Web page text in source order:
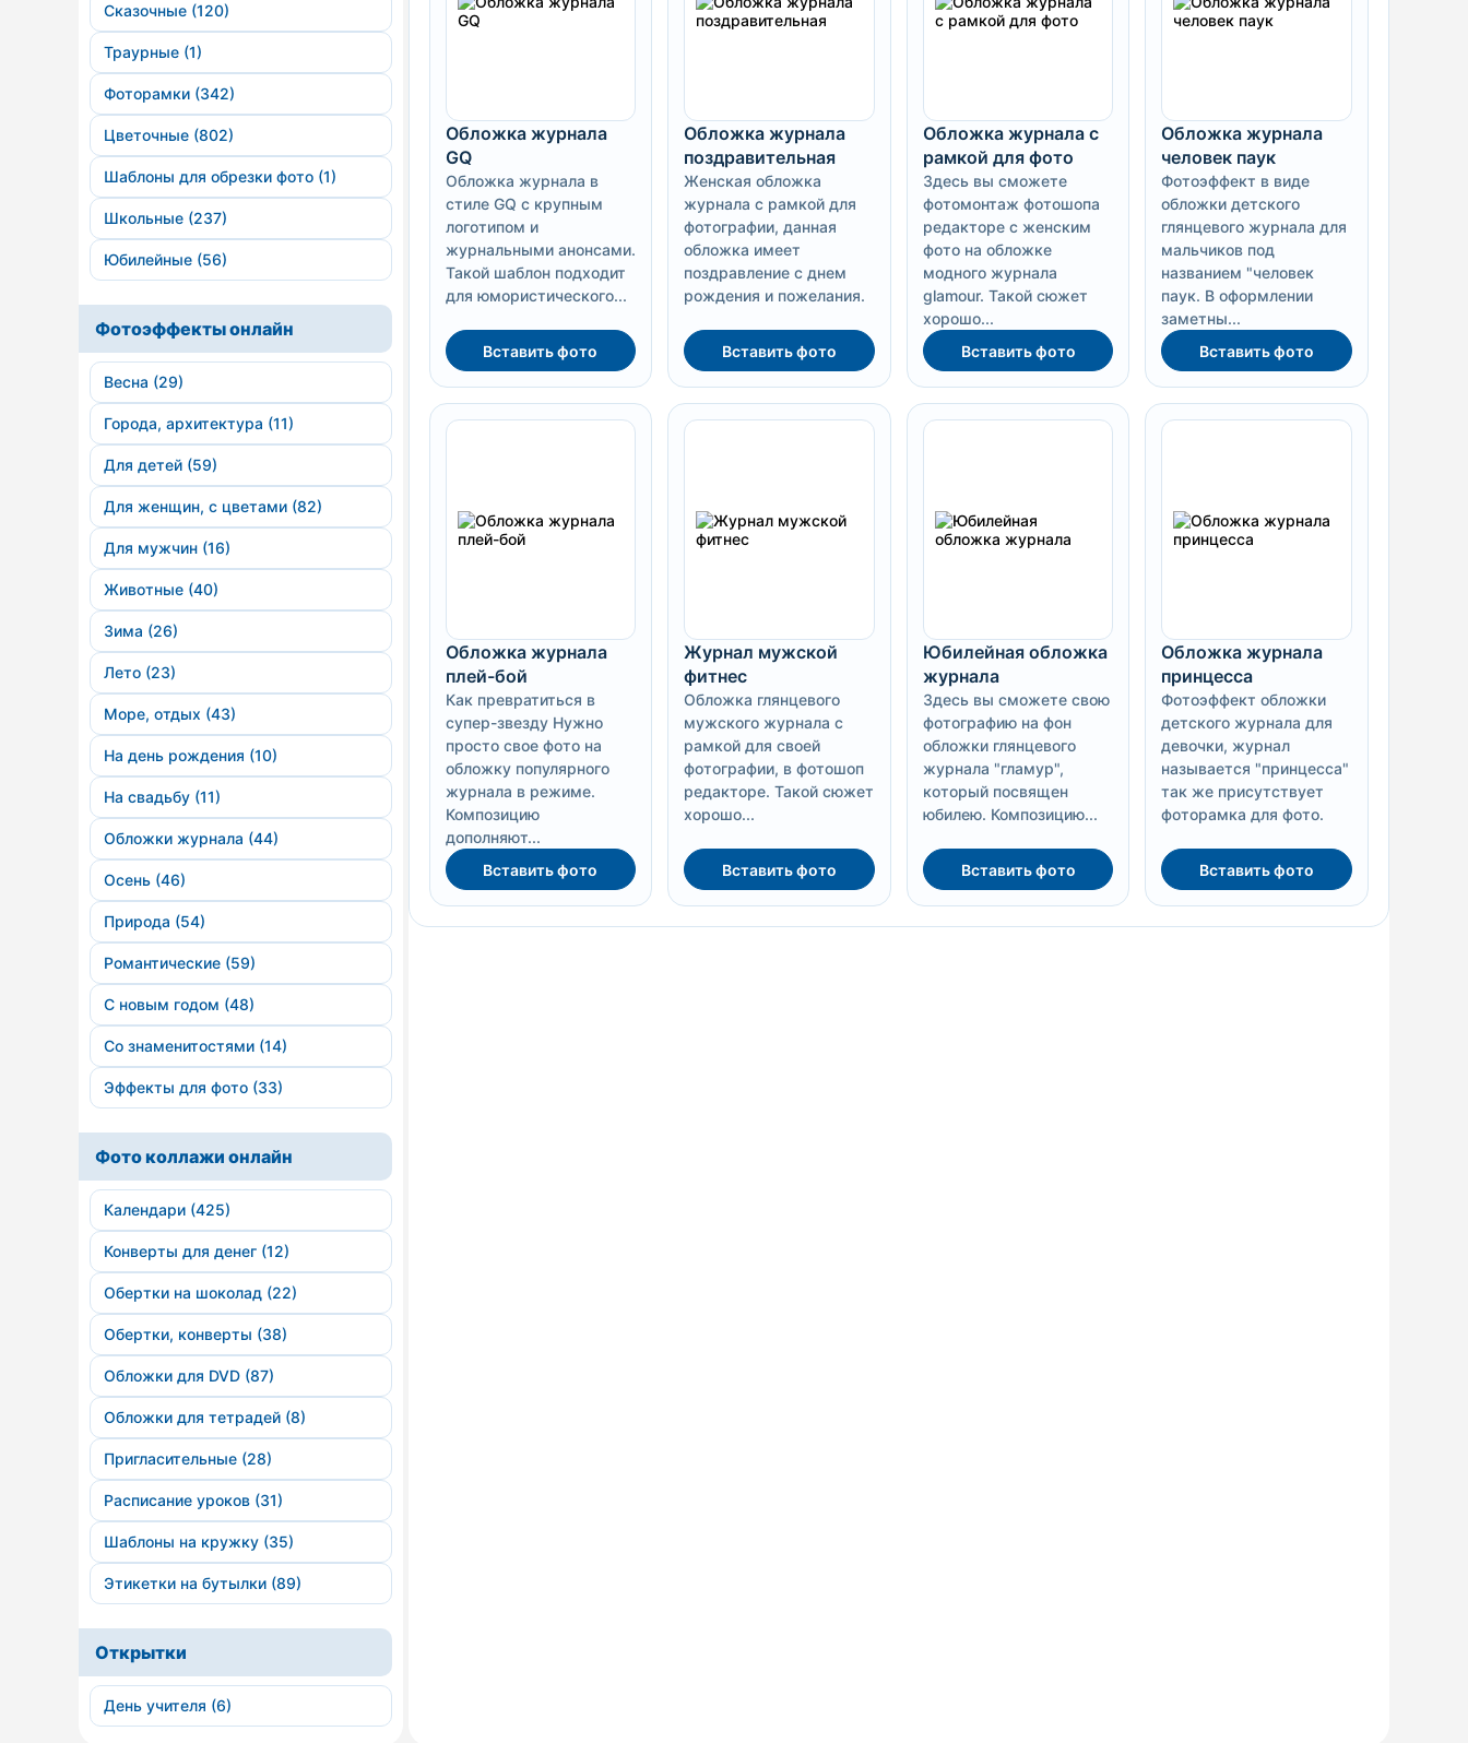
Сказочные (120)
Траурные (1)
Фоторамки (342)
Цветочные (802)
Шаблоны для обрезки фото (1)
Школьные (237)
Юбилейные (56)
Фотоэффекты онлайн
Весна (29)
Города, архитектура (11)
Для детей (59)
Для женщин, с цветами (82)
Для мужчин (16)
Животные (40)
Зима (26)
Лето (23)
Море, отдых (43)
На день рождения (10)
На свадьбу (11)
Обложки журнала (44)
Осень (46)
Природа (54)
Романтические (59)
С новым годом (48)
Со знаменитостями (14)
Эффекты для фото (33)
Фото коллажи онлайн
Календари (425)
Конверты для денег (12)
Обертки на шоколад (22)
Обертки, конверты (38)
Обложки для DVD (87)
Обложки для тетрадей (8)
Пригласительные (28)
Расписание уроков (31)
Шаблоны на кружку (35)
Этикетки на бутылки (89)
Открытки
День учителя (6)
Обложка журнала
GQ
Обложка журнала в
стиле GQ с крупным
логотипом и
журнальными анонсами.
Такой шаблон подходит
для юмористического...
Вставить фото
Обложка журнала
поздравительная
Женская обложка
журнала с рамкой для
фотографии, данная
обложка имеет
поздравление с днем
рождения и пожелания.
Вставить фото
Обложка журнала с
рамкой для фото
Здесь вы сможете
фотомонтаж фотошопа
редакторе с женским
фото на обложке
модного журнала
glamour. Такой сюжет
хорошо...
Вставить фото
Обложка журнала
человек паук
Фотоэффект в виде
обложки детского
глянцевого журнала для
мальчиков под
названием "человек
паук. В оформлении
заметны...
Вставить фото
Обложка журнала
плей-бой
Как превратиться в
супер-звезду Нужно
просто свое фото на
обложку популярного
журнала в режиме.
Композицию
дополняют...
Вставить фото
Журнал мужской
фитнес
Обложка глянцевого
мужского журнала с
рамкой для своей
фотографии, в фотошоп
редакторе. Такой сюжет
хорошо...
Вставить фото
Юбилейная обложка
журнала
Здесь вы сможете свою
фотографию на фон
обложки глянцевого
журнала "гламур",
который посвящен
юбилею. Композицию...
Вставить фото
Обложка журнала
принцесса
Фотоэффект обложки
детского журнала для
девочки, журнал
называется "принцесса"
так же присутствует
фоторамка для фото.
Вставить фото